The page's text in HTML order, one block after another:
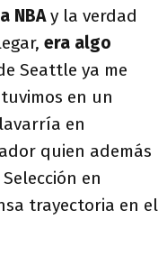
NBAy la verdad
era algo
Seattle ya me
en un
en
quien además
en
trayectoria en el